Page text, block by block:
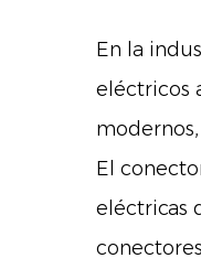
En la
eléctricos
El
eléctricas